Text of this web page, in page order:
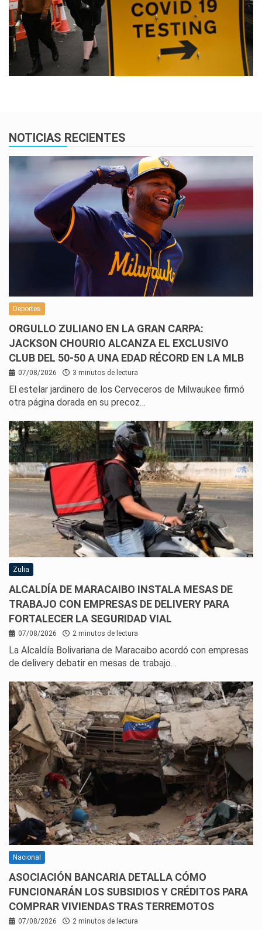
NOTICIAS RECIENTES
Deportes
ORGULLO ZULIANO EN LA GRAN CARPA:
JACKSON CHOURIO ALCANZA EL EXCLUSIVO
CLUB DEL 50-50 A UNA EDAD RÉCORD EN LA MLB
07/08/2026 3 minutos de lectura
El estelar jardinero de los Cerveceros de Milwaukee firmó
otra página dorada en su precoz…
Zulia
ALCALDÍA DE MARACAIBO INSTALA MESAS DE
TRABAJO CON EMPRESAS DE DELIVERY PARA
FORTALECER LA SEGURIDAD VIAL
07/08/2026 2 minutos de lectura
La Alcaldía Bolivariana de Maracaibo acordó con empresas
de delivery debatir en mesas de trabajo…
Nacional
ASOCIACIÓN BANCARIA DETALLA CÓMO
FUNCIONARÁN LOS SUBSIDIOS Y CRÉDITOS PARA
COMPRAR VIVIENDAS TRAS TERREMOTOS
07/08/2026 2 minutos de lectura